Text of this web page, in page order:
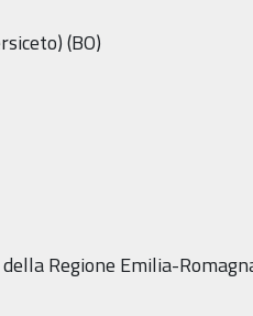
(BO)
Regione Emilia-